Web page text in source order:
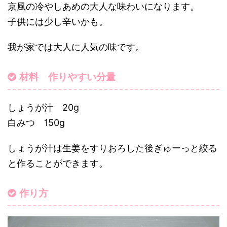
京風の冷やしあめの大人な味わいになります。
子供には少し辛いかも。
我が家では大人に人気の味です。
材料 作りやすい分量
しょうが汁 20g
白みつ 150g
しょうが汁は生姜をすりおろした後ぎゅーっと絞る
と作ることができます。
作り方